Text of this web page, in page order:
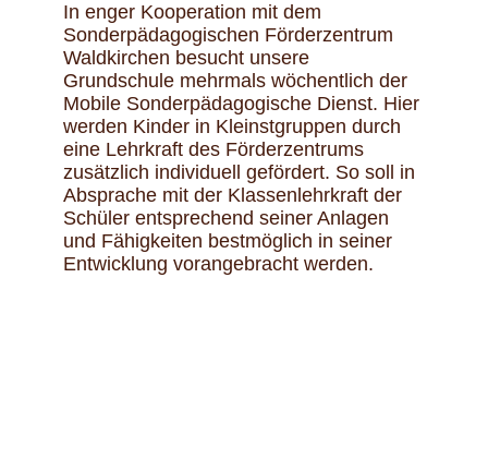
In enger Kooperation mit dem
Sonderpädagogischen Förderzentrum
Waldkirchen besucht unsere
Grundschule mehrmals wöchentlich der
Mobile Sonderpädagogische Dienst. Hier
werden Kinder in Kleinstgruppen durch
eine Lehrkraft des Förderzentrums
zusätzlich individuell gefördert. So soll in
Absprache mit der Klassenlehrkraft der
Schüler entsprechend seiner Anlagen
und Fähigkeiten bestmöglich in seiner
Entwicklung vorangebracht werden.